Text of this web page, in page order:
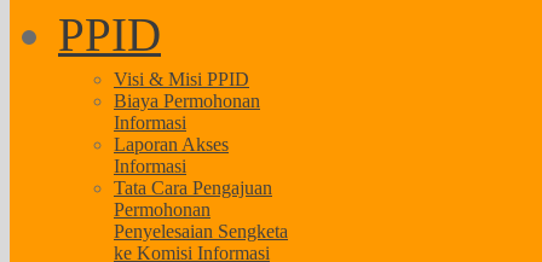
PPID
Visi & Misi PPID
Biaya Permohonan
Informasi
Laporan Akses
Informasi
Tata Cara Pengajuan
Permohonan
Penyelesaian Sengketa
ke Komisi Informasi